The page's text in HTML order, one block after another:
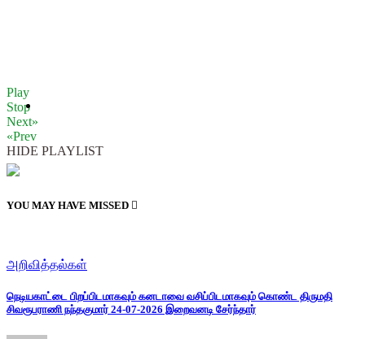
Play
Stop
Next»
«Prev
HIDE PLAYLIST
YOU MAY HAVE MISSED
அறிவித்தல்கள்
நெடியகாட்டை பிறப்பிடமாகவும் கனடாவை வசிப்பிடமாகவும் கொண்ட திருமதி
சிவரூபராணி நந்தகுமார் 24-07-2026 இறைவனடி சேர்ந்தார்